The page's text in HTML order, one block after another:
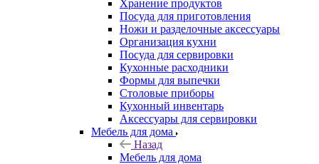
Хранение продуктов
Посуда для приготовления
Ножи и разделочные аксессуары
Организация кухни
Посуда для сервировки
Кухонные расходники
Формы для выпечки
Столовые приборы
Кухонный инвентарь
Аксессуары для сервировки
Мебель для дома
Назад
Мебель для дома